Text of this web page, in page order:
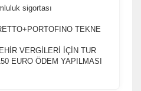
sigortası
TEKNE
VERGİLERİ İÇİN TUR
EURO ÖDEM YAPILMASI